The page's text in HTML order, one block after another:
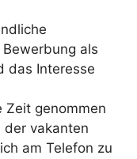
als
das Interesse
Zeit genommen
der vakanten
am Telefon zu